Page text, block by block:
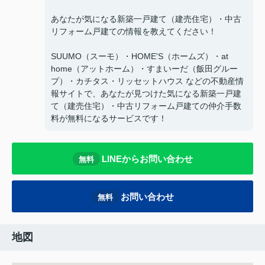
あなたが気になる新築一戸建て（建売住宅）・中古
リフォーム戸建ての情報を教えてください！
SUUMO（スーモ）・HOME'S（ホームズ）・at
home（アットホーム）・すまいーだ（飯田グルー
プ）・カチタス・リッセットハウス などの不動産情
報サイトで、あなたが見つけた気になる新築一戸建
て（建売住宅）・中古リフォーム戸建ての仲介手数
料が無料になるサービスです！
無料 LINEからお問い合わせ
無料 お問い合わせ
地図